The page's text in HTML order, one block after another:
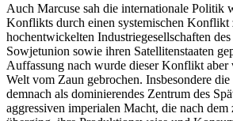
Auch Marcuse sah die internationale Politik
Konflikts durch einen systemischen Konflikt
hochentwickelten Industriegesellschaften
Sowjetunion sowie ihren Satellitenstaaten
Auffassung nach wurde dieser Konflikt aber
Welt vom Zaun gebrochen. Insbesondere
demnach als dominierendes Zentrum des
aggressiven imperialen Macht, die nach